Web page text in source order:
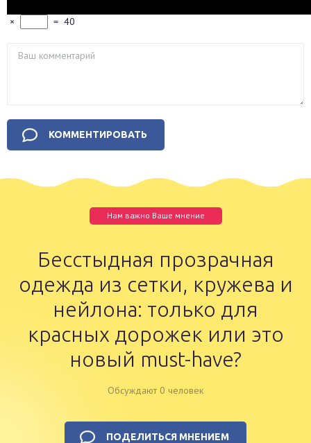
× = 40
Нам важно Ваше мнение
Бесстыдная прозрачная
одежда из сетки, кружева и
нейлона: только для
красных дорожек или это
новый must-have?
Обсуждают 0 человек
ПОДЕЛИТЬСЯ МНЕНИЕМ